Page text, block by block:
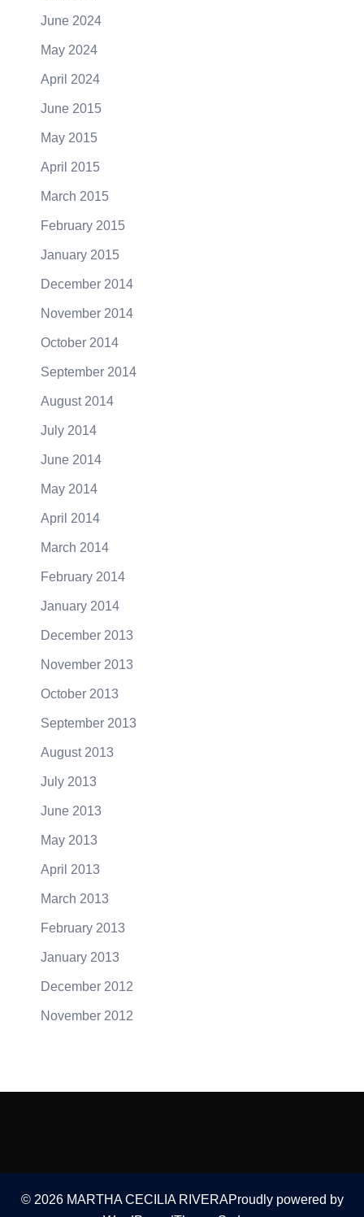
June 2024
May 2024
April 2024
June 2015
May 2015
April 2015
March 2015
February 2015
January 2015
December 2014
November 2014
October 2014
September 2014
August 2014
July 2014
June 2014
May 2014
April 2014
March 2014
February 2014
January 2014
December 2013
November 2013
October 2013
September 2013
August 2013
July 2013
June 2013
May 2013
April 2013
March 2013
February 2013
January 2013
December 2012
November 2012
© 2026 MARTHA CECILIA RIVERAProudly powered by